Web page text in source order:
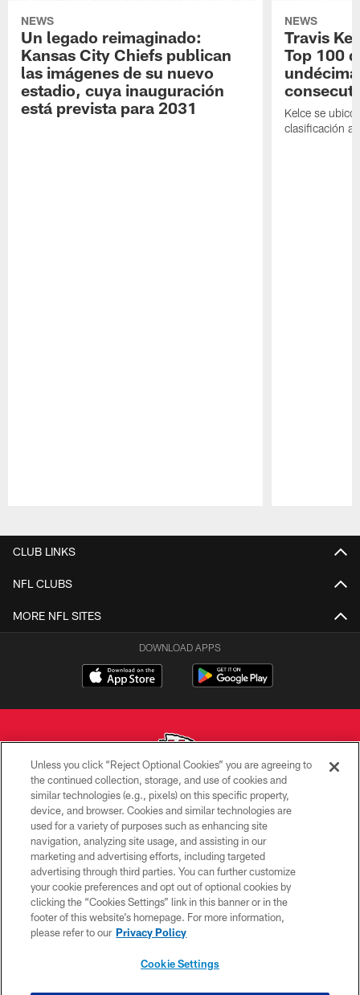
NEWS
Un legado reimaginado:
Kansas City Chiefs publican
las imágenes de su nuevo
estadio, cuya inauguración
está prevista para 2031
NEWS
Travis
Top 100
Kelce se
clasificación
CLUB LINKS
NFL CLUBS
MORE NFL SITES
DOWNLOAD APPS
Copyright © 2026 Kansas City Chiefs
PRIVACY POLICY
TERMS OF USE
CONTACT US
ACCESSIBILITY
SITE MAP
Unless you click “Reject Optional Cookies” you are agreeing to
the continued collection, storage, and use of cookies and
similar technologies (e.g., pixels) on this specific property,
device, and browser. Cookies and similar technologies are
used for a variety of purposes such as enhancing site
navigation, analyzing site usage, and assisting in our
marketing and advertising efforts, including targeted
advertising through third parties. You can further customize
your cookie preferences and opt out of optional cookies by
clicking the “Cookies Settings” link in this banner or in the
footer of this website’s homepage. For more information,
please refer to our Privacy Policy
Cookie Settings